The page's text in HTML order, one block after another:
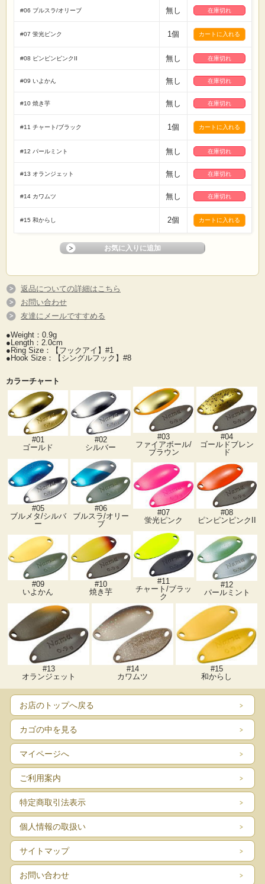
#06 ブルスラ/オリーブ 無し 在庫切れ
#07 蛍光ピンク 1個
#08 ピンピンピンクII 無し 在庫切れ
#09 いよかん 無し 在庫切れ
#10 焼き芋 無し 在庫切れ
#11 チャート/ブラック 1個
#12 パールミント 無し 在庫切れ
#13 オランジェット 無し 在庫切れ
#14 カワムツ 無し 在庫切れ
#15 和からし 2個
返品についての詳細はこちら
お問い合わせ
友達にメールですすめる
●Weight：0.9g
●Length：2.0cm
●Ring Size：【フックアイ】#1
●Hook Size：【シングルフック】#8
カラーチャート
#01
ゴールド
#02
シルバー
#03
ファイアボール/
ブラウン
#04
ゴールドブレン
ド
#05
ブルメタ/シルバ
ー
#06
ブルスラ/オリー
ブ
#07
蛍光ピンク
#08
ピンピンピンクII
#09
いよかん
#10
焼き芋
#11
チャート/ブラッ
ク
#12
パールミント
#13
オランジェット
#14
カワムツ
#15
和からし
お店のトップへ戻る
カゴの中を見る
マイページへ
ご利用案内
特定商取引法表示
個人情報の取扱い
サイトマップ
お問い合わせ